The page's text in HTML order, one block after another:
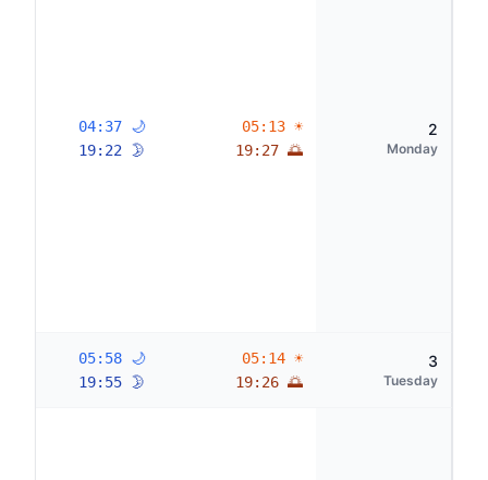
2
Monday
☀ 05:13
🌅 19:27
🌙 04:37
🌛 19:22
3
Tuesday
☀ 05:14
🌅 19:26
🌙 05:58
🌛 19:55